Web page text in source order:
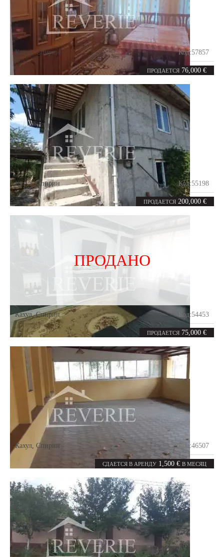
ПРОДАЕТСЯ 76,000 €
Кахул, Спирин Код:57857
4комнаты 98
ПРОДАЕТСЯ 200,000 €
Кахул,Спирин Код:55198
0комнат 120 m²
ПРОДАНО
ПРОДАЕТСЯ 75,000 €
Кахул,Спирин Код:54453
3комнаты 66.7 m²
СДАЕТСЯ В АРЕНДУ 1,500 € В МЕСЯЦ
Кахул Спирин Код:46507
комнат 800m²